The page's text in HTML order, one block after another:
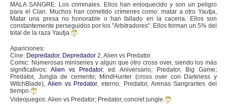
MALA SANGRE: Los criminales. Ellos han enloquecido y son un peligro
para el Clan. Muchos han cometido crímenes como: matar a otro Yautja,
Matar una presa no honorable o han fallado en la caceria. Ellos son
constantemente perseguidos por los "Arbitradores". Ellos forman un 5% del
total de la raza Yautja.
Apariciones:
Cine: Depredador, Depredador 2, Alien vs Predator.
Comic: Numerosas miniseries y algun que otro cross over, siendo los más
significativos: Alien vs Predator, ed. Aniversario; Predator, Big Game;
Predator, Jungla de cemento; MindHunter (cross over con Darkness y
WitchBlade), Alien vs Predator, eterno; Predator, Arenas Sangrantes del
tiempo.
Videojuegos: Alien vs Predator; Predator, concret jungle.